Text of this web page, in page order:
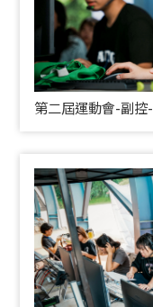
第二屆運動會-副控